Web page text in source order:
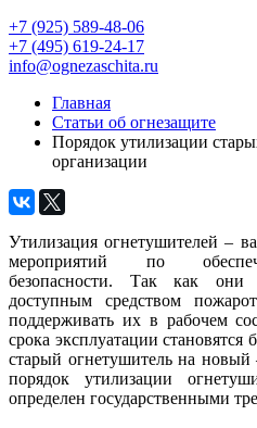
+7 (925) 589-48-06
+7 (495) 619-24-17
info@ognezaschita.ru
Главная
Статьи об огнезащите
Порядок утилизации
организации
Утилизация огнетушителей –
мероприятий по
безопасности. Так как
доступным средством
поддерживать их в рабочем
срока эксплуатации
старый огнетушитель на
порядок утилизации
определен государственными